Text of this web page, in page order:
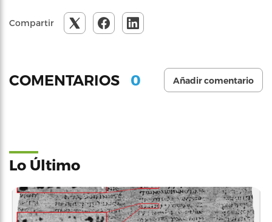
Compartir
COMENTARIOS 0 Añadir comentario
Lo Último